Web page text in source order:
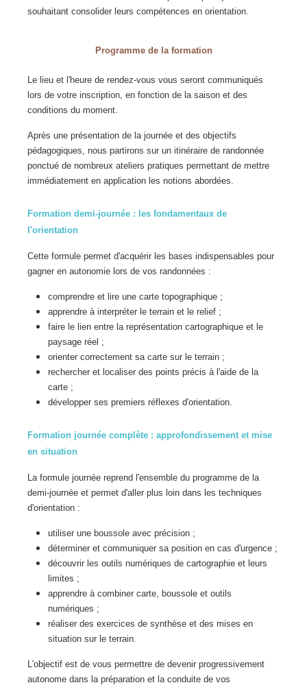
souhaitant consolider leurs compétences en orientation.
Programme de la formation
Le lieu et l'heure de rendez-vous vous seront communiqués
lors de votre inscription, en fonction de la saison et des
conditions du moment.
Après une présentation de la journée et des objectifs
pédagogiques, nous partirons sur un itinéraire de randonnée
ponctué de nombreux ateliers pratiques permettant de mettre
immédiatement en application les notions abordées.
Formation demi-journée : les fondamentaux de
l'orientation
Cette formule permet d'acquérir les bases indispensables pour
gagner en autonomie lors de vos randonnées :
comprendre et lire une carte topographique ;
apprendre à interpréter le terrain et le relief ;
faire le lien entre la représentation cartographique et le
paysage réel ;
orienter correctement sa carte sur le terrain ;
rechercher et localiser des points précis à l'aide de la
carte ;
développer ses premiers réflexes d'orientation.
Formation journée complète : approfondissement et mise
en situation
La formule journée reprend l'ensemble du programme de la
demi-journée et permet d'aller plus loin dans les techniques
d'orientation :
utiliser une boussole avec précision ;
déterminer et communiquer sa position en cas d'urgence ;
découvrir les outils numériques de cartographie et leurs
limites ;
apprendre à combiner carte, boussole et outils
numériques ;
réaliser des exercices de synthèse et des mises en
situation sur le terrain.
L'objectif est de vous permettre de devenir progressivement
autonome dans la préparation et la conduite de vos